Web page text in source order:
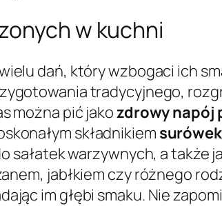
w kuchni
dań, który wzbogaci ich
tradycyjnego,
można pić jakozdrowy napój
składnikiemsurówek
sałatek warzywnych, a także
jabłkiem czy różnego
im głębi smaku. Nie